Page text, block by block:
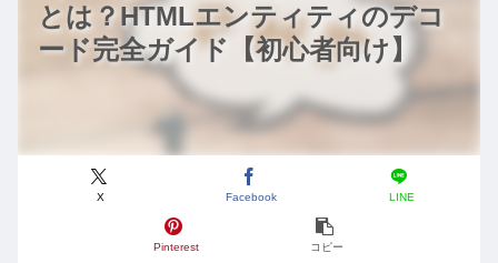
とは？HTMLエンティティのデコ
ード完全ガイド【初心者向け】
X Facebook LINE
Pinterest コピー